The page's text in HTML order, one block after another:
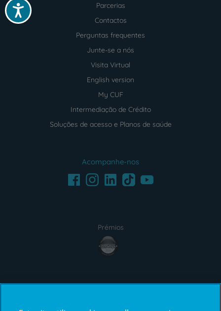
Acessibilidade
Parcerias
Contactos
Perguntas frequentes
Junte-se a nós
Visita Virtual
English version
My CUF
Intermediação de Crédito
Soluções de acesso e Planos de saúde
Acompanhe-nos
FacebookInstagramLinkedInTikTokYoutube
Prémios
award4